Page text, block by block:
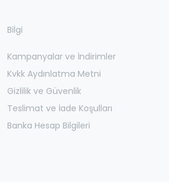
Bilgi
Kampanyalar ve İndirimler
Kvkk Aydınlatma Metni
Gizlilik ve Güvenlik
Teslimat ve İade Koşulları
Banka Hesap Bilgileri